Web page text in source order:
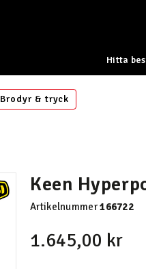
Hitta
Brodyr & tryck
Keen
Artikelnummer166722
1.645,00 kr